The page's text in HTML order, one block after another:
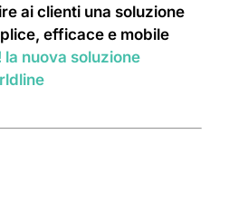
ai clienti una soluzione
efficace e mobile
nuova soluzione